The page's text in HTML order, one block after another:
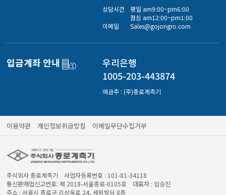
질기/원심분리기/초음파유량계/습식·건식가스메타
화상카메라
상담시간
평일 am9:00~pm6:00
점심 am12:00~pm1:00
이메일
Sales@gojongro.com
입금계좌 안내
우리은행
1005-203-443874
예금주 : (주)종로계측기
이용약관 개인정보취급방침 이메일무단수집거부
주식회사 종로계측기 사업자등록번호 : 101-81-34118
통신판매업신고번호: 제 2018-서울종로-0105호 대표자 : 임승진
주소 : 서울시 종로구 김상옥로 24, 세림빌딩 8층